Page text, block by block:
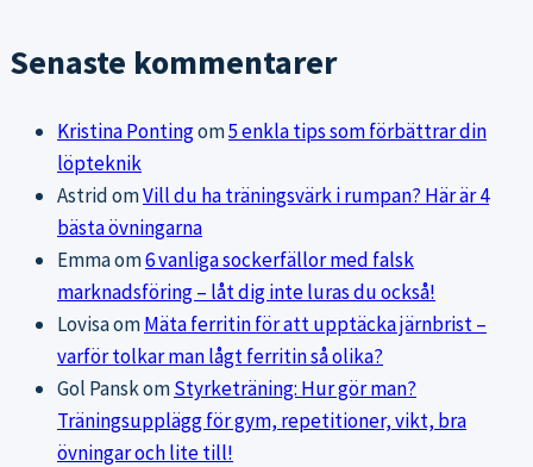
Senaste kommentarer
Kristina Pontingom5 enkla tips som förbättrar din
löpteknik
AstridomVill du ha träningsvärk i rumpan? Här är 4
bästa övningarna
Emmaom6 vanliga sockerfällor med falsk
marknadsföring – låt dig inte luras du också!
LovisaomMäta ferritin för att upptäcka järnbrist –
varför tolkar man lågt ferritin så olika?
Gol PanskomStyrketräning: Hur gör man?
Träningsupplägg för gym, repetitioner, vikt, bra
övningar och lite till!